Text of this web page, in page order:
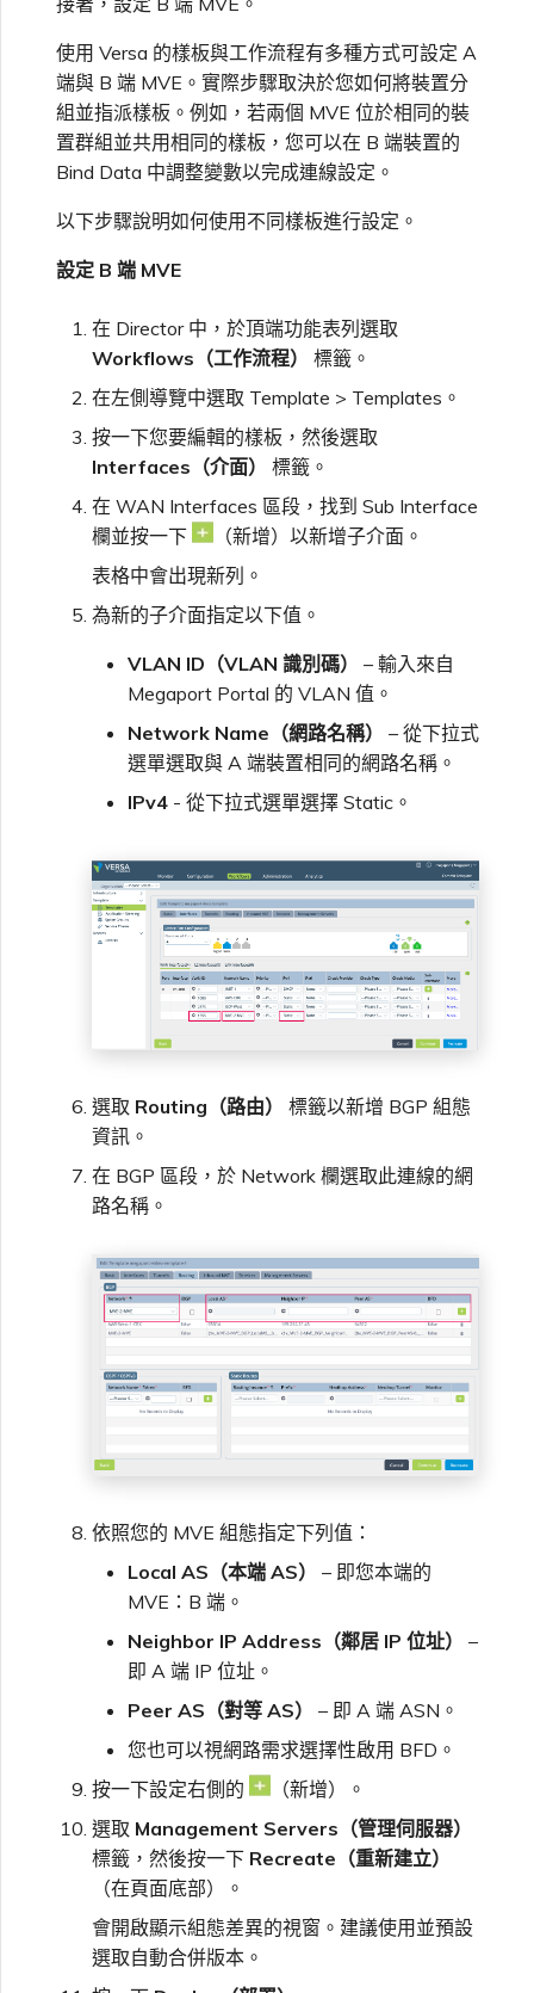
使用 Versa 的樣板與工作流程有多種方式可設定 A
端與 B 端 MVE。實際步驟取決於您如何將裝置分
組並指派樣板。例如，若兩個 MVE 位於相同的裝
置群組並共用相同的樣板，您可以在 B 端裝置的
Bind Data 中調整變數以完成連線設定。
以下步驟說明如何使用不同樣板進行設定。
設定 B 端 MVE
在 Director 中，於頂端功能表列選取
Workflows（工作流程）
標籤。
在左側導覽中選取 Template > Templates。
按一下您要編輯的樣板，然後選取
Interfaces（介面）
標籤。
在 WAN Interfaces 區段，找到 Sub Interface
欄並按一下
（新增）以新增子介面。
表格中會出現新列。
為新的子介面指定以下值。
VLAN ID（VLAN 識別碼）
– 輸入來自
Megaport Portal 的 VLAN 值。
Network Name（網路名稱）
– 從下拉式
選單選取與 A 端裝置相同的網路名稱。
IPv4 - 從下拉式選單選擇 Static。
選取 Routing（路由）
標籤以新增 BGP 組態
資訊。
在 BGP 區段，於 Network 欄選取此連線的網
路名稱。
依照您的 MVE 組態指定下列值：
Local AS（本端 AS）
– 即您本端的
MVE：B 端。
Neighbor IP Address（鄰居 IP 位址）
–
即 A 端 IP 位址。
Peer AS（對等 AS）
– 即 A 端 ASN。
您也可以視網路需求選擇性啟用 BFD。
按一下設定右側的
（新增）。
選取 Management Servers（管理伺服器）
標籤，然後按一下 Recreate（重新建立）
（在頁面底部）。
會開啟顯示組態差異的視窗。建議使用並預設
選取自動合併版本。